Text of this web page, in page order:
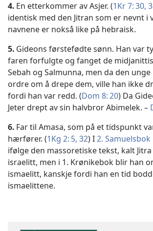
4. En etterkommer av Asjer. (1Kr 7: 30,
identisk med den Jitran som er nevnt i
navnene er nokså like på hebraisk.
5. Gideons førstefødte sønn. Han var
faren forfulgte og fanget de
Sebah og Salmunna, men da den
ordre om å drepe dem, ville han ikke
fordi han var redd. (Dom 8: 20) Da
Jeter drept av sin halvbror Abimelek. –
6. Far til Amasa, som på et tidspunkt
hærfører. (1Kg 2: 5, 32) I2. Samuelsbok
ifølge den massoretiske tekst, kalt
israelitt, men i 1. Krønikebok blir han
ismaelitt, kanskje fordi han en tid
ismaelittene.